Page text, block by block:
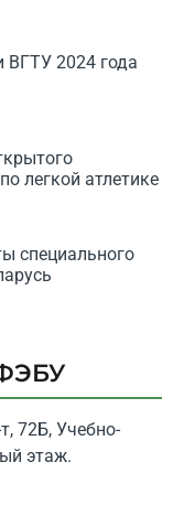
ВГТУ 2024 года
легкой атлетике
специального
72Б, Учебно-
этаж.